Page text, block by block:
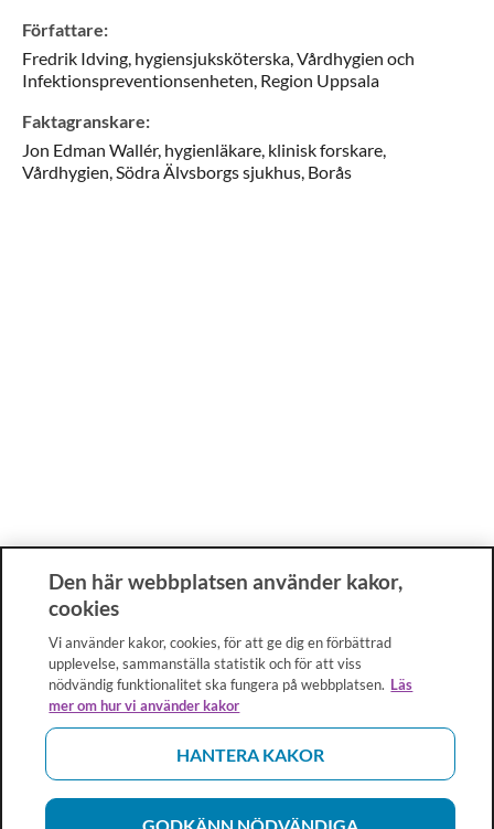
Författare:
Fredrik Idving, hygiensjuksköterska,Vårdhygien och
Infektionspreventionsenheten, Region Uppsala
Faktagranskare:
Jon Edman Wallér, hygienläkare, klinisk forskare,
Vårdhygien, Södra Älvsborgs sjukhus, Borås
Den här webbplatsen använder kakor,
cookies
Vi använder kakor, cookies, för att ge dig en förbättrad
upplevelse, sammanställa statistik och för att viss
nödvändig funktionalitet ska fungera på webbplatsen. Läs
mer om hur vi använder kakor
HANTERA KAKOR
GODKÄNN NÖDVÄNDIGA